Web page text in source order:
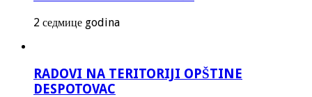
2 седмице godina
RADOVI NA TERITORIJI OPŠTINE
DESPOTOVAC